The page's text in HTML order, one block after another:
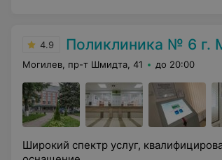
4.9 Поликлиника № 6 г.
Могилев, пр-т Шмидта, 41 до 20:00
Широкий спектр услуг,